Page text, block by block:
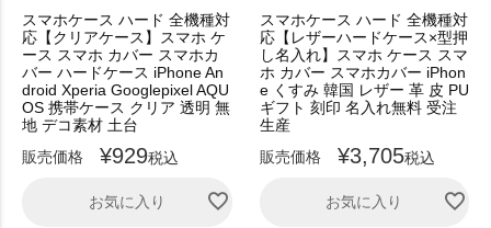
スマホケース ハード 全機種対
応【クリアケース】スマホ ケ
ース スマホ カバー スマホカ
バー ハードケース iPhone An
droid Xperia Googlepixel AQU
OS 携帯ケース クリア 透明 無
地 デコ素材 土台
販売価格
¥929税込
お気に入り
スマホケース ハード 全機種対
応【レザーハードケース×型押
し名入れ】スマホ ケース スマ
ホ カバー スマホカバー iPhon
e くすみ 韓国 レザー 革 皮 PU
ギフト 刻印 名入れ無料 受注
生産
販売価格
¥3,705税込
お気に入り